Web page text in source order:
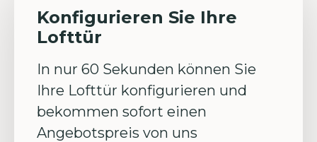
Konfigurieren Sie Ihre
Lofttür
In nur 60 Sekunden können Sie
Ihre Lofttür konfigurieren und
bekommen sofort einen
Angebotspreis von uns